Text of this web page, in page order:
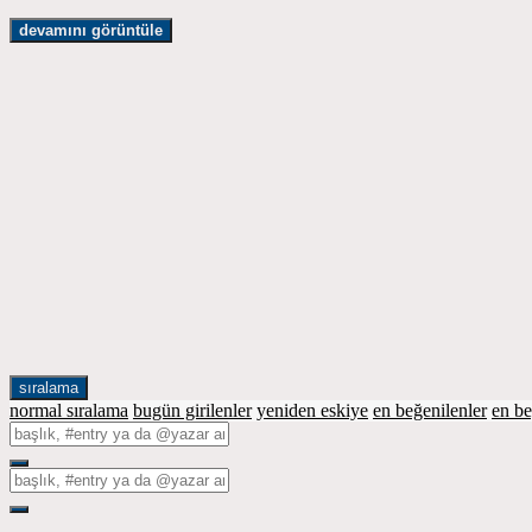
devamını görüntüle
sıralama
normal sıralama bugün girilenler yeniden eskiye en beğenilenler en